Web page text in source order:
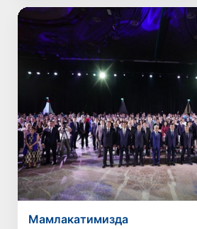
Мамлакатимизда